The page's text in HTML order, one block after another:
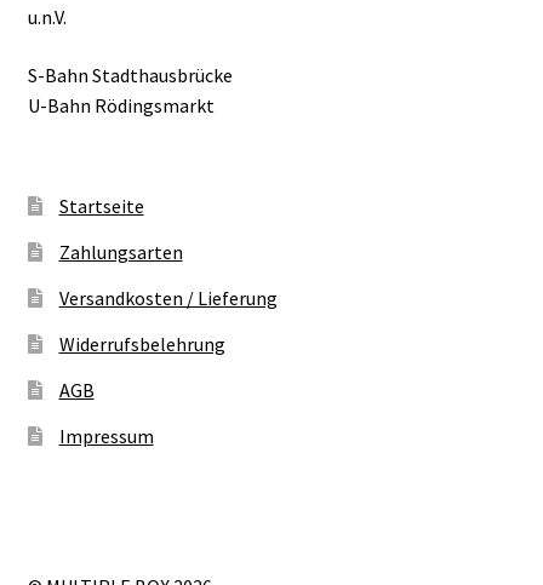
u.n.V.
S-Bahn Stadthausbrücke
U-Bahn Rödingsmarkt
Startseite
Zahlungsarten
Versandkosten / Lieferung
Widerrufsbelehrung
AGB
Impressum